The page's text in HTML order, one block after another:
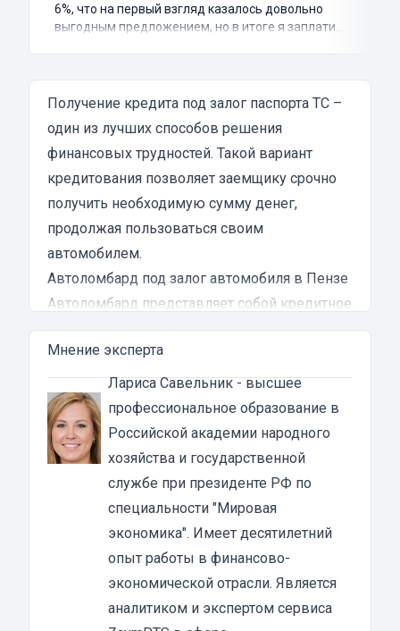
6%, что на первый взгляд казалось довольно
выгодным предложением, но в итоге я заплатил
затянутым и занял много времени и усилий.
Никакого профессионализма и
Разочарование и раздражение - это все, что я
испытал в результате этого кредита...
Получение кредита под залог паспорта ТС –
один из лучших способов решения
финансовых трудностей. Такой вариант
кредитования позволяет заемщику срочно
получить необходимую сумму денег,
продолжая пользоваться своим
автомобилем.
Автоломбард под залог автомобиля в Пензе
Автоломбард представляет собой кредитное
учреждение, которое выдает денежные
ссуды под залог паспорта ТС или самого
автомобиля. В роли актива в таком
ломбарде выступает ТС. Сумма автозайма
зависит от марки, модели и возраста
автотранспорта. В каждом случае она
устанавливается индивидуально после
осмотра машины оценщиком и зависит от
вида кредита:
под залог ПТС {{ toponym_name }}– от 70 до
80% от рыночной стоимости машины;
под залог автомобиля– до 90% от стоимости
Мнение эксперта
Лариса Савельник- высшее
профессиональное образование в
Российской академии народного
хозяйства и государственной
службе при президенте РФ по
специальности "Мировая
экономика". Имеет десятилетний
опыт работы в финансово-
экономической отрасли. Является
аналитиком и экспертом сервиса